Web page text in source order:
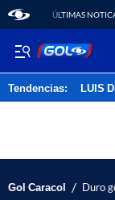
ÚLTIMAS
Tendencias: LUIS
Gol Caracol / Duro